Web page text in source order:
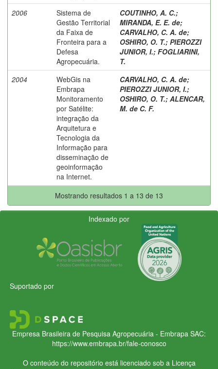
2006
Sistema de
Gestão Territorial
da Faixa de
Fronteira para a
Defesa
Agropecuária.
COUTINHO, A. C.;
MIRANDA, E. E. de;
CARVALHO, C. A. de;
OSHIRO, O. T.; PIEROZZI
JUNIOR, I.; FOGLIARINI,
T.
2004
WebGis na
Embrapa
Monitoramento
por Satélite:
integração da
Arquitetura e
Tecnologia da
Informação para
disseminação de
geoinformação
na Internet.
CARVALHO, C. A. de;
PIEROZZI JUNIOR, I.;
OSHIRO, O. T.; ALENCAR,
M. de C. F.
Mostrando resultados 1 a 13 de 13
Indexado por
Suportado por
Empresa Brasileira de Pesquisa Agropecuária - Embrapa SAC:
https://www.embrapa.br/fale-conosco
O conteúdo do repositório está licenciado sob a Licença